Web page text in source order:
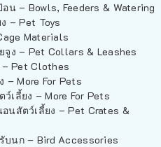
น – Bowls, Feeders & Watering
– Pet Toys
Materials
จูง – Pet Collars & Leashes
– Pet Clothes
– More For Pets
เลี้ยง – More For Pets
นสัตว์เลี้ยง – Pet Crates &
บนก – Bird Accessories